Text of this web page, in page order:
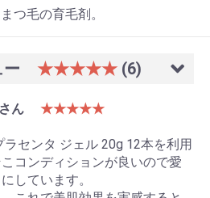
つ毛の育毛剤。
ー ★★★★★ (6)
ん
★★★★★
センタ ジェル 20g 12本を利用
コンディションが良いので愛
しています。